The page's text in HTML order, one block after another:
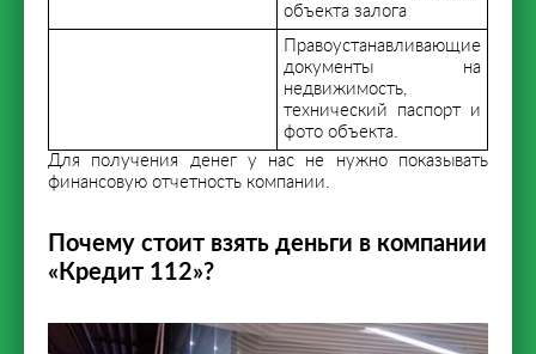
объекта залога
Правоустанавливающие
документы на
недвижимость,
технический паспорт и
фото объекта.
Для получения денег у нас не нужно показывать
финансовую отчетность компании.
Почему стоит взять деньги в компании
«Кредит 112»?